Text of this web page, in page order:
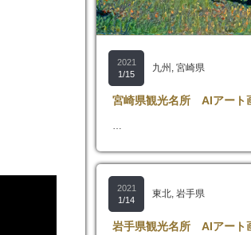
2021
1/15
九州 , 宮崎県
宮崎県観光名所 AIアート
…
2021
1/14
東北, 岩手県
岩手県観光名所 AIアート